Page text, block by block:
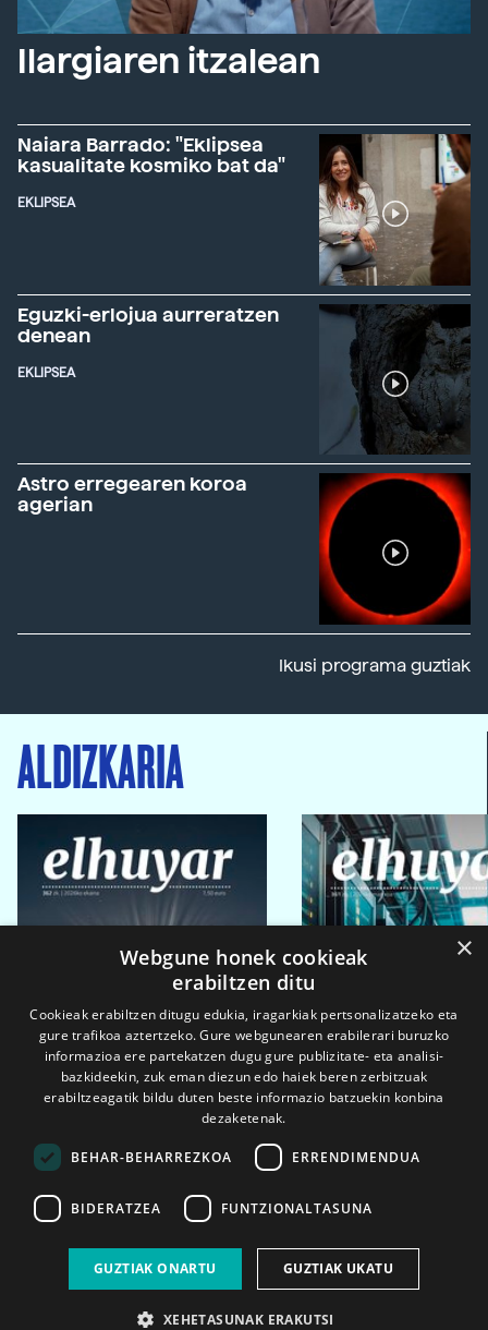
Ilargiaren itzalean
Naiara Barrado: "Eklipsea
kasualitate kosmiko bat da"
EKLIPSEA
Eguzki-erlojua aurreratzen
denean
EKLIPSEA
Astro erregearen koroa
agerian
Ikusi programa guztiak
ALDIZKARIA
2026ko eka. 1a 2026ko mar. 1a
×
Webgune honek cookieak
erabiltzen ditu
Cookieak erabiltzen ditugu edukia, iragarkiak pertsonalizatzeko eta
gure trafikoa aztertzeko. Gure webgunearen erabilerari buruzko
informazioa ere partekatzen dugu gure publizitate- eta analisi-
bazkideekin, zuk eman diezun edo haiek beren zerbitzuak
erabiltzeagatik bildu duten beste informazio batzuekin konbina
dezaketenak.
BEHAR-BEHARREZKOA ERRENDIMENDUA
BIDERATZEA FUNTZIONALTASUNA
GUZTIAK ONARTU GUZTIAK UKATU
XEHETASUNAK ERAKUTSI